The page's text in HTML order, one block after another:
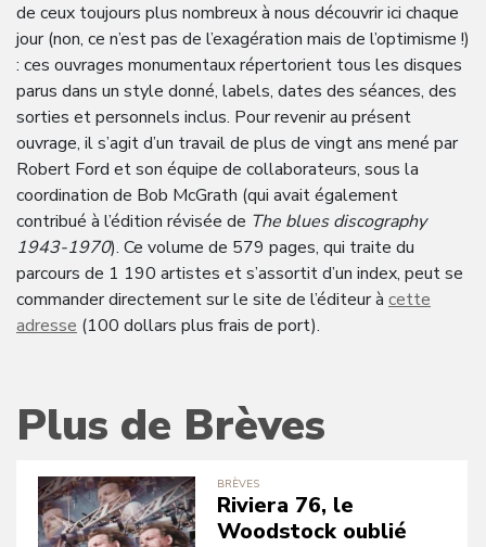
de ceux toujours plus nombreux à nous découvrir ici chaque
jour (non, ce n’est pas de l’exagération mais de l’optimisme !)
: ces ouvrages monumentaux répertorient tous les disques
parus dans un style donné, labels, dates des séances, des
sorties et personnels inclus. Pour revenir au présent
ouvrage, il s’agit d’un travail de plus de vingt ans mené par
Robert Ford et son équipe de collaborateurs, sous la
coordination de Bob McGrath (qui avait également
contribué à l’édition révisée de The blues discography
1943-1970). Ce volume de 579 pages, qui traite du
parcours de 1 190 artistes et s’assortit d’un index, peut se
commander directement sur le site de l’éditeur à cette
adresse (100 dollars plus frais de port).
Plus de Brèves
BRÈVES
Riviera 76, le
Woodstock oublié